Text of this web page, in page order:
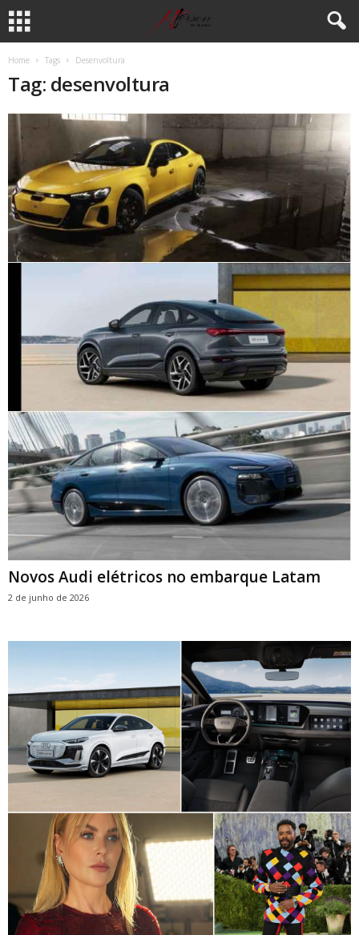
Home Tags Desenvoltura
Tag: desenvoltura
Novos Audi elétricos no embarque Latam
2 de junho de 2026